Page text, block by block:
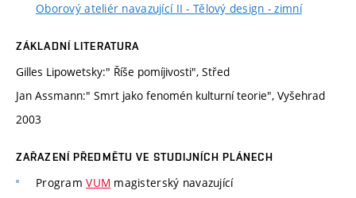
Oborový ateliér navazující II - Tělový design - zimní
ZÁKLADNÍ LITERATURA
Gilles Lipowetsky:" Říše pomíjivosti", Střed
Jan Assmann:" Smrt jako fenomén kulturní teorie", Vyšehrad
2003
ZAŘAZENÍ PŘEDMĚTU VE STUDIJNÍCH PLÁNECH
ProgramVUM magisterský navazující